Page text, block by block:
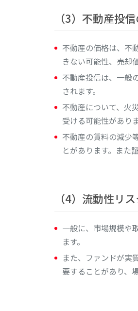
（3）不動産投
不動産の価格は、不
きない可能性、売却
不動産投信は、一般
されます。
不動産について、火
受ける可能性があり
不動産の賃料の減少
とがあります。また
（4）流動性リ
一般に、市場規模や
ます。
また、ファンドが実
要することがあり、